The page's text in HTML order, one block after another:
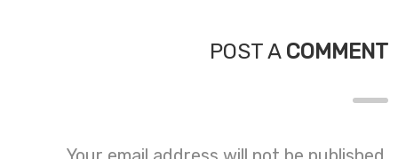
POST A COMMENT